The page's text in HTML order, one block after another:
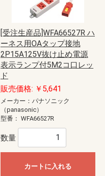
[受注生産品]WFA66527R ハ
ーネス用OAタップ接地
2P15A125V抜け止め電源
表示ランプ付5M2コ口レッ
ド
販売価格: ￥5,641
メーカー：パナソニック
（panasonic）
型番： WFA66527R
数量
カートに入れる